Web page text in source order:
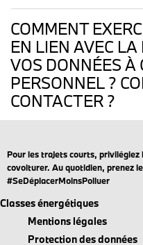
COMMENT
EN LIEN AVEC
VOS DONNÉES À
PERSONNEL ?
CONTACTER ?
Pour les trajets courts, privilégiez
covoiturer. Au quotidien, prenez
#SeDéplacerMoinsPolluer
Classes énergétiques
Mentions légales
Protection des données